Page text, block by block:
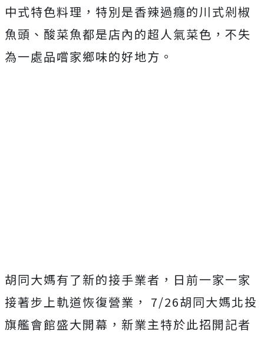
中式特色料理，特別是香辣過癮的川式剁椒
魚頭、酸菜魚都是店內的超人氣菜色，不失
為一處品嚐家鄉味的好地方。
胡同大媽有了新的接手業者，日前一家一家
接著步上軌道恢復營業， 7/26胡同大媽北投
旗艦會館盛大開幕，新業主特於此招開記者